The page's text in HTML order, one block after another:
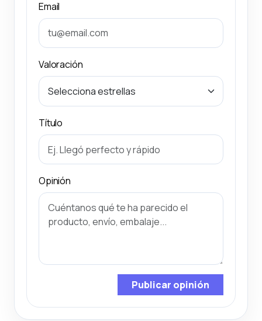
Email
Valoración
Título
Opinión
Publicar opinión